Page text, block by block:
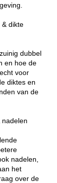
& dikte
dubbel
en hoe de
voor
diktes en
van de
nadelen
nadelen,
het
over de